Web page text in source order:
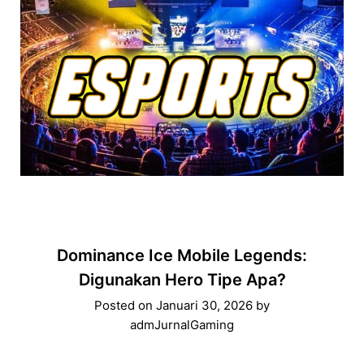
Dominance Ice Mobile Legends:
Digunakan Hero Tipe Apa?
Posted on Januari 30, 2026 by
admJurnalGaming